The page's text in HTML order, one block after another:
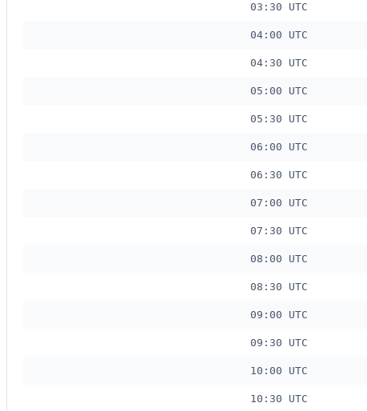
03:30 UTC
04:00 UTC
04:30 UTC
05:00 UTC
05:30 UTC
06:00 UTC
06:30 UTC
07:00 UTC
07:30 UTC
08:00 UTC
08:30 UTC
09:00 UTC
09:30 UTC
10:00 UTC
10:30 UTC